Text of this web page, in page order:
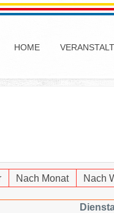
HOME
Nach Monat Nach